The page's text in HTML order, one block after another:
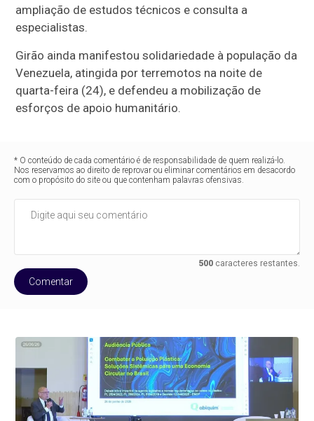
ampliação de estudos técnicos e consulta a
especialistas.
Girão ainda manifestou solidariedade à população da
Venezuela, atingida por terremotos na noite de
quarta-feira (24), e defendeu a mobilização de
esforços de apoio humanitário.
* O conteúdo de cada comentário é de responsabilidade de quem realizá-lo.
Nos reservamos ao direito de reprovar ou eliminar comentários em desacordo
com o propósito do site ou que contenham palavras ofensivas.
500caracteres restantes.
Comentar